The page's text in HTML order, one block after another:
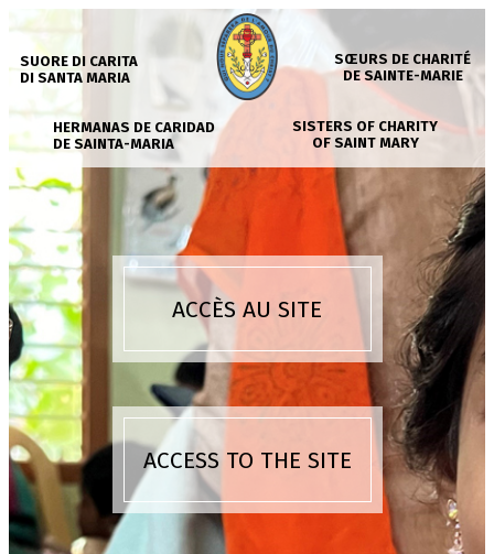
SŒURS DE CHARITÉ
DE SAINTE-MARIE
SISTERS OF CHARITY
OF SAINT MARY
SUORE DI CARITA
DI SANTA MARIA
HERMANAS DE CARIDAD
DE SAINTA-MARIA
ACCÈS AU SITE
ACCESS TO THE SITE